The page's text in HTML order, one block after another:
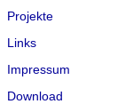
Projekte
Links
Impressum
Download